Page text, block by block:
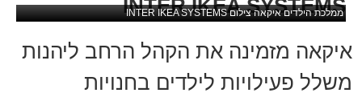
ממלכת הילדים איקאה צילום INTER IKEA SYSTEMS
איקאה מזמינה את הקהל הרחב ליהנות
משלל פעילויות לילדים בחנויות